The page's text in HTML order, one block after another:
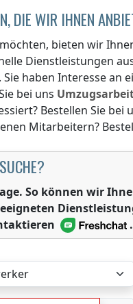
DIE WIR IHNEN
bieten wir
Dienstleistungen
. Sie haben Interesse an
bei uns
Bestellen Sie bei
Mitarbeitern?
So können wir
.